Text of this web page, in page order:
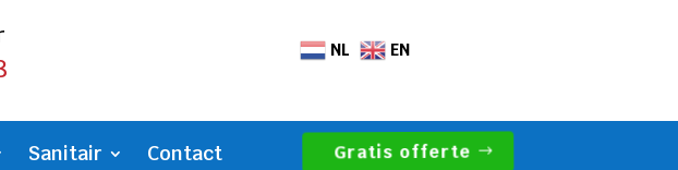
NL EN
Sanitair Contact Gratis offerte